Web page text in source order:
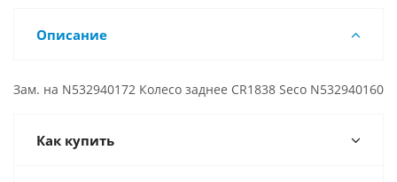
Описание
Зам. на N532940172 Колесо заднее CR1838 Seco N532940160
Как купить